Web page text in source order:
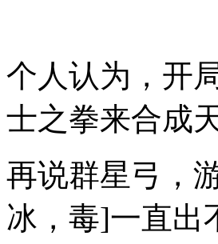
个人认为，开
士之拳来合成
再说群星弓，
冰，毒]一直出